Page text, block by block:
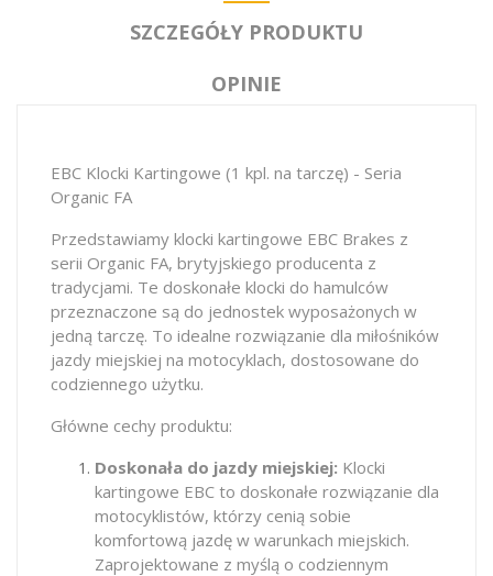
SZCZEGÓŁY PRODUKTU
OPINIE
EBC Klocki Kartingowe (1 kpl. na tarczę) - Seria
Organic FA
Przedstawiamy klocki kartingowe EBC Brakes z
serii Organic FA, brytyjskiego producenta z
tradycjami. Te doskonałe klocki do hamulców
przeznaczone są do jednostek wyposażonych w
jedną tarczę. To idealne rozwiązanie dla miłośników
jazdy miejskiej na motocyklach, dostosowane do
codziennego użytku.
Główne cechy produktu:
Doskonała do jazdy miejskiej: Klocki
kartingowe EBC to doskonałe rozwiązanie dla
motocyklistów, którzy cenią sobie
komfortową jazdę w warunkach miejskich.
Zaprojektowane z myślą o codziennym